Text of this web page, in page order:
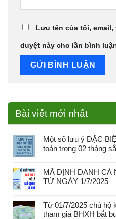
Lưu tên của tôi,
duyệt này cho lần bình
Bài viết mới nhất
Một số lưu ý ĐẶC
toán trong 02 tháng
MÃ ĐỊNH DANH CÁ
TỪ NGÀY 1/7/2025
Từ 01/7/2025 chủ hộ
tham gia BHXH bắt